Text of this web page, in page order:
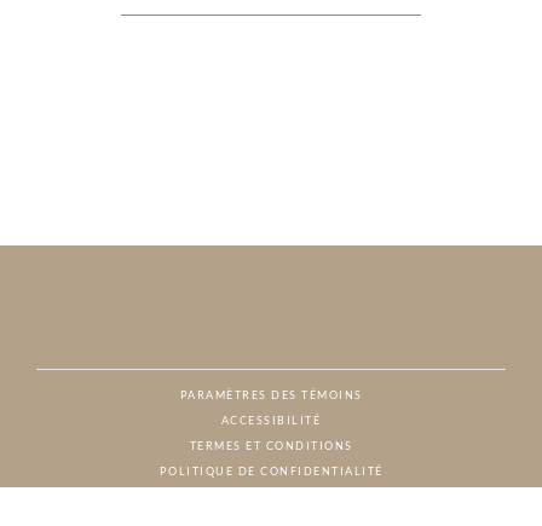
PARAMÈTRES DES TÉMOINS
ACCESSIBILITÉ
TERMES ET CONDITIONS
POLITIQUE DE CONFIDENTIALITÉ